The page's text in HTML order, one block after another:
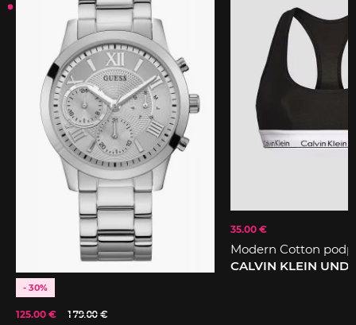
- 30%
125.00 € 179.00 €
35.00 €
Modern Cotton
CALVIN KLEIN